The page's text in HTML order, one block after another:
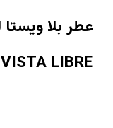
VISTA LIBRE